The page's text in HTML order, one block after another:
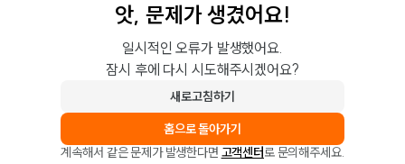
앗, 문제가 생겼어요!
일시적인 오류가 발생했어요.
잠시 후에 다시 시도해주시겠어요?
새로고침하기
홈으로 돌아가기
계속해서 같은 문제가 발생한다면 고객센터로 문의해주세요.